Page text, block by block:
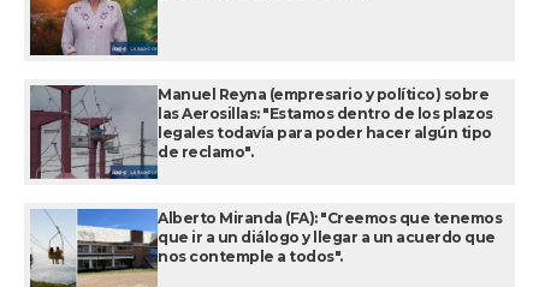
Manuel Reyna (empresario y político) sobre
las Aerosillas: "Estamos dentro de los plazos
legales todavía para poder hacer algún tipo
de reclamo".
Alberto Miranda (FA): "Creemos que tenemos
que ir a un diálogo y llegar a un acuerdo que
nos contemple a todos".